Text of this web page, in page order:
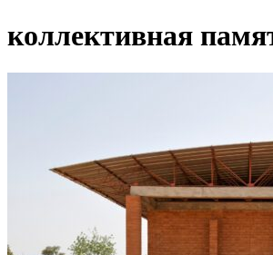
коллективная